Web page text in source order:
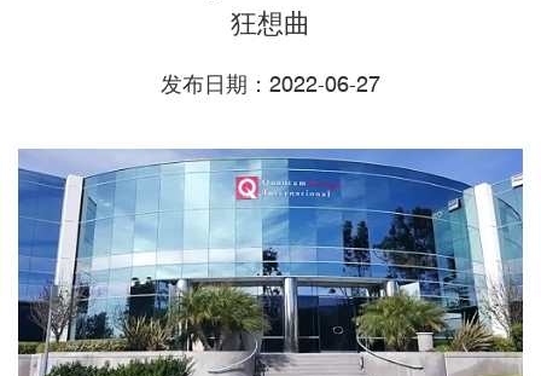
狂想曲
发布日期：2022-06-27